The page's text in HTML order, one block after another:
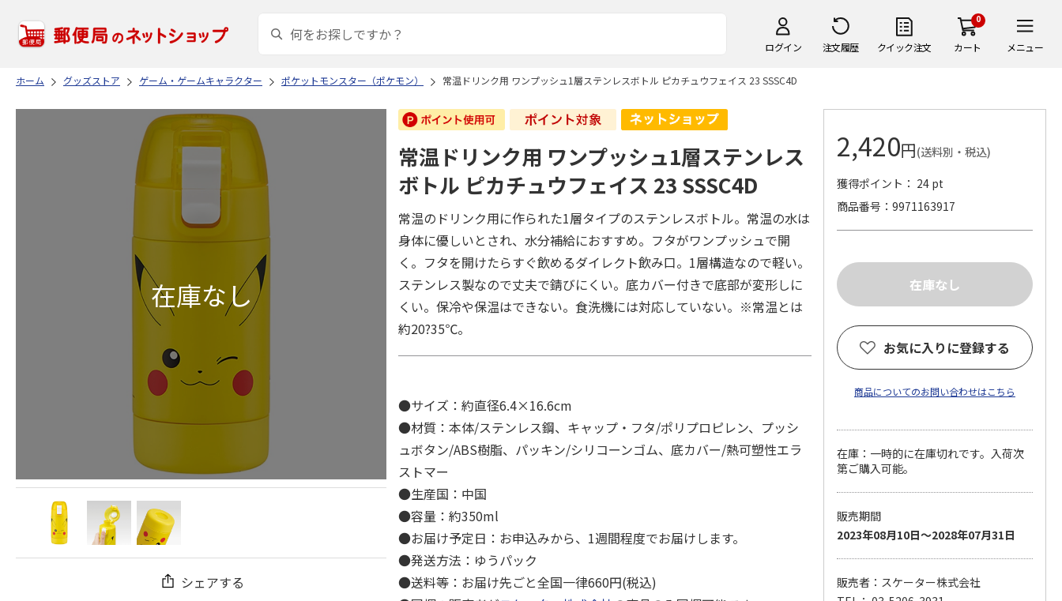
ログイン 注文履歴 クイック注文
0
カート メニュー
ホーム グッズストア ゲーム・ゲームキャラクター ポケットモンスター（ポケモン） 常温ドリンク用 ワンプッシュ1層ステンレスボトル ピカチュウフェイス 23 SSSC4D
シェアする
常温ドリンク用 ワンプッシュ1層ステンレス
ボトル ピカチュウフェイス 23 SSSC4D
常温のドリンク用に作られた1層タイプのステンレスボトル。常温の水は
身体に優しいとされ、水分補給におすすめ。フタがワンプッシュで開
く。フタを開けたらすぐ飲めるダイレクト飲み口。1層構造なので軽い。
ステンレス製なので丈夫で錆びにくい。底カバー付きで底部が変形しに
くい。保冷や保温はできない。食洗機には対応していない。※常温とは
約20?35℃。
●サイズ：約直径6.4×16.6cm
●材質：本体/ステンレス鋼、キャップ・フタ/ポリプロピレン、プッシ
ュボタン/ABS樹脂、パッキン/シリコーンゴム、底カバー/熱可塑性エラ
ストマー
●生産国：中国
●容量：約350ml
●お届け予定日：お申込みから、1週間程度でお届けします。
●発送方法：ゆうパック
●送料等：お届け先ごと全国一律660円(税込)
2,420円(送料別・税込)
獲得ポイント： 24 pt
商品番号
9971163917
お気に入りに登録する
商品についてのお問い合わせはこちら
在庫：一時的に在庫切れです。入荷次
第ご購入可能。
販売期間
2023年08月10日～2028年07月31日
販売者：スケーター株式会社